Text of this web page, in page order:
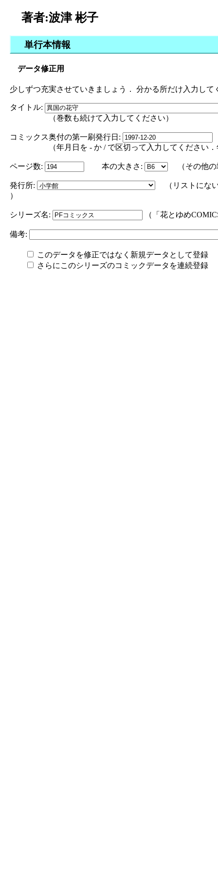
著者:波津 彬子
単行本情報
データ修正用
少しずつ充実させていきましょう． 分かる所だけ入力し
タイトル:
（巻数も続けて入力してください）
コミックス奥付の第一刷発行日:
（年月日を - か / で区切って入力してください．年
ページ数: 本の大きさ: （その他の
発行所:
（リストにな
）
シリーズ名: （「花とゆめ
備考:
このデータを修正ではなく新規データとして登録
さらにこのシリーズのコミックデータを連続登録